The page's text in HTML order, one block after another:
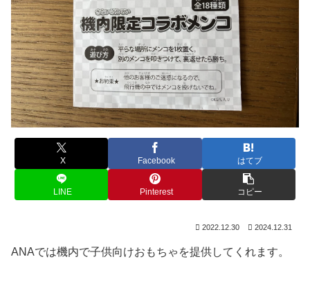
X Facebook はてブ
LINE Pinterest コピー
2022.12.30 2024.12.31
ANAでは機内で子供向けおもちゃを提供してくれます。